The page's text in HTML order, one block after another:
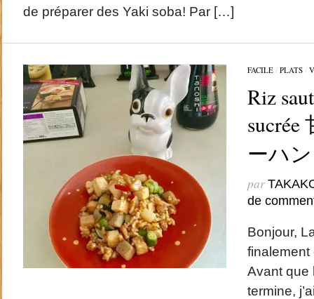
de préparer des Yaki soba! Par […]
FACILE/ PLATS/
Riz
sucrée
ーハン
par
de
Bonjour,
Avant que
termine,